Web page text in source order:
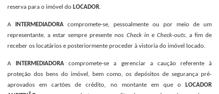
reserva para o imóvel do LOCADOR.
A INTERMEDIADORA compromete-se, pessoalmente ou por meio de um
representante, a estar sempre presente nos Check in e Check-outs, a fim de
receber os locatários e posteriormente proceder à vistoria do imóvel locado.
A INTERMEDIADORA compromete-se a gerenciar a caução referente à
proteção dos bens do imóvel, bem como, os depósitos de segurança pré-
aprovados em cartões de crédito, no montante em que o
LOCADOR